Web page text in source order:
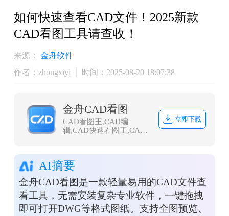
如何快速查看CAD文件！2025新款
CAD看图工具请查收！
来源：
金舟软件
作者：zhongxiyi
时间：2025-08-20 18:07:38
金舟CAD看图
CAD看图王,CAD编
辑,CAD快速看图王,CAD
立即下载
AI摘要
金舟CAD看图是一款轻量易用的CAD文件查
看工具，无需安装复杂专业软件，一键拖拽
即可打开DWG等格式图纸。支持全图预览、